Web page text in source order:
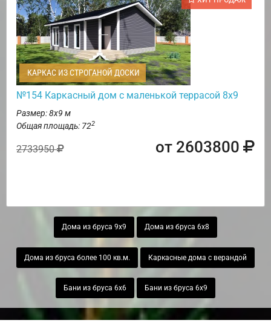
КАРКАС ИЗ СТРОГАНОЙ ДОСКИ
№154 Каркасный дом с маленькой террасой 8х9
Размер: 8х9 м
Общая площадь: 722
2733950 от 2603800
Дома из бруса 9х9 Дома из бруса 6х8
Дома из бруса более 100 кв.м. Каркасные дома с верандой
Бани из бруса 6х6 Бани из бруса 6х9